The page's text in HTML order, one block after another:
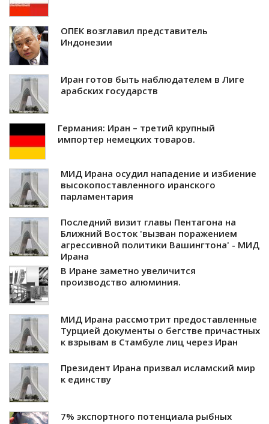
ОПЕК возглавил представитель
Индонезии
Иран готов быть наблюдателем в Лиге
арабских государств
Германия: Иран – третий крупный
импортер немецких товаров.
МИД Ирана осудил нападение и избиение
высокопоставленного иранского
парламентария
Последний визит главы Пентагона на
Ближний Восток 'вызван поражением
агрессивной политики Вашингтона' - МИД
Ирана
В Иране заметно увеличится
производство алюминия.
МИД Ирана рассмотрит предоставленные
Турцией документы о бегстве причастных
к взрывам в Стамбуле лиц через Иран
Президент Ирана призвал исламский мир
к единству
7% экспортного потенциала рыбных